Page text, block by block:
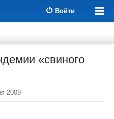
Войти
«свиного
2009